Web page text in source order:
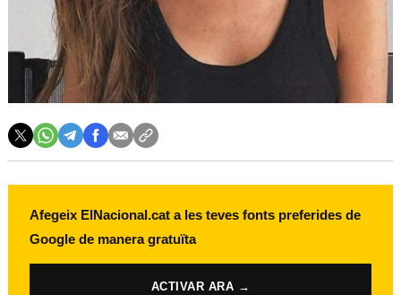
Afegeix ElNacional.cat a les teves fonts preferides de
Google de manera gratuïta
ACTIVAR ARA →